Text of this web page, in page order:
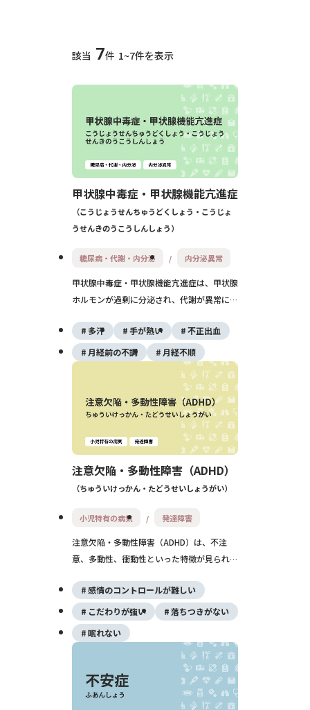
該当 7件 1~7件を表示
甲状腺中毒症・甲状腺機能亢進症
こうじょうせんちゅうどくしょう・こうじょ
うせんきのうこうしんしょう
糖尿病・代謝・内分泌 内分泌異常
甲状腺中毒症・甲状腺機能亢進症は、甲状腺
ホルモンが過剰に分泌され、代謝が異常に高
汗、精神不安などの症状が現れ、主な原因は
バセドウ病です。適切な治療により多くはコ
ントロール可能です。
多汗 手が熱い
不正出血
月経前の不調
月経不順
注意欠陥・多動性障害（ADHD）
ちゅういけっかん・たどうせいしょうがい
小児特有の病気 発達障害
注意欠陥・多動性障害（ADHD）は、不注
意、多動性、衝動性といった特徴が見られる
人にも症状が続くことがあり、日常生活や社
会生活に支障をきたす場合には診断と支援が
重要になります。
感情のコントロールが難しい
こだわりが強い
落ちつきがない
眠れない